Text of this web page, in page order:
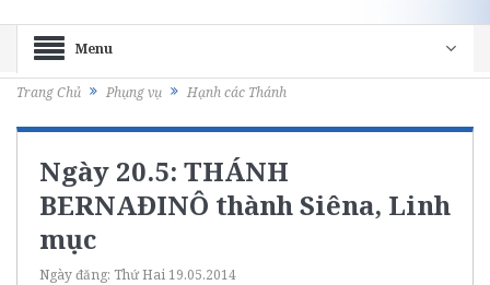
Menu
Trang Chủ Phụng vụ Hạnh các Thánh
Ngày 20.5: THÁNH
BERNAĐINÔ thành Siêna, Linh
mục
Ngày đăng: Thứ Hai 19.05.2014